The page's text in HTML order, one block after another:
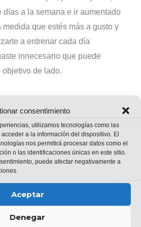
consentimiento
utilizamos tecnologías como las
a la información del dispositivo. El
nos permitirá procesar datos como el
o las identificaciones únicas en este sitio.
puede afectar negativamente a
Aceptar
Denegar
días a la semana e ir aumentado
medida que estés más a gusto y
a entrenar cada día
innecesario que puede
objetivo de lado.
resultados de empezar una
a largo plazo. No
2 días no notas ningún cambio.
a ver cambios tanto
que te motivarán a seguir